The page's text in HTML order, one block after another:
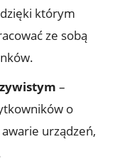
którym
ze sobą
–
o
urządzeń,